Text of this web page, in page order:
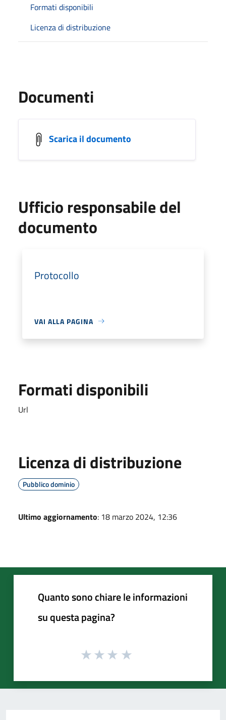
Formati disponibili
Licenza di distribuzione
Documenti
Scarica il documento
Ufficio responsabile del
documento
Protocollo
VAI ALLA PAGINA
Formati disponibili
Url
Licenza di distribuzione
Pubblico dominio
Ultimo aggiornamento: 18 marzo 2024, 12:36
Quanto sono chiare le informazioni
su questa pagina?